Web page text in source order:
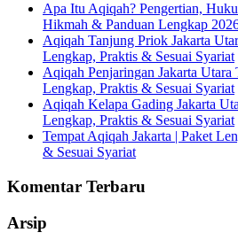
Apa Itu Aqiqah? Pengertian,
Hikmah & Panduan Lengkap
Aqiqah Tanjung Priok Jakarta
Lengkap, Praktis & Sesuai Syariat
Aqiqah Penjaringan Jakarta Utara
Lengkap, Praktis & Sesuai Syariat
Aqiqah Kelapa Gading Jakarta
Lengkap, Praktis & Sesuai Syariat
Tempat Aqiqah Jakarta | Paket
& Sesuai Syariat
Komentar Terbaru
Arsip